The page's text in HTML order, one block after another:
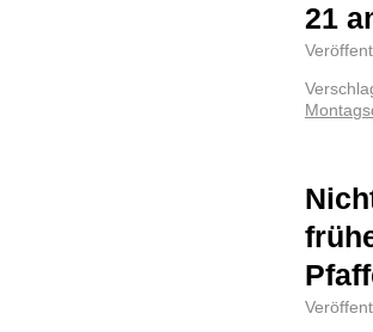
21